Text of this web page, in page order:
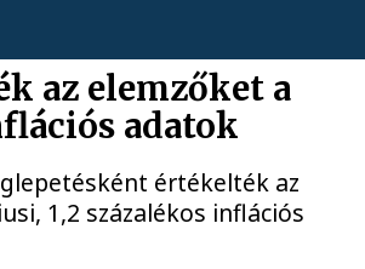
az elemzőket a
adatok
értékelték az
1,2 százalékos inflációs